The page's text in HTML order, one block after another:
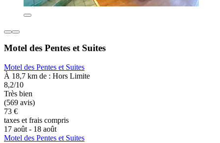
Motel des Pentes et Suites
Motel des Pentes et Suites
À 18,7 km de : Hors Limite
8,2/10
Très bien
(569 avis)
73 €
taxes et frais compris
17 août - 18 août
Motel des Pentes et Suites